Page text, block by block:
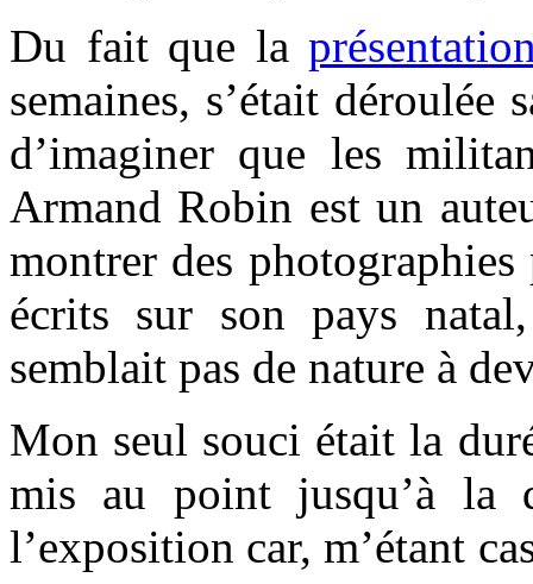
Du fait que la
semaines, s’était déroulée
d’imaginer que les
Armand Robin est un
montrer des photographies
écrits sur son pays
semblait pas de nature à
Mon seul souci était la
mis au point jusqu’à la
l’exposition car, m’étant